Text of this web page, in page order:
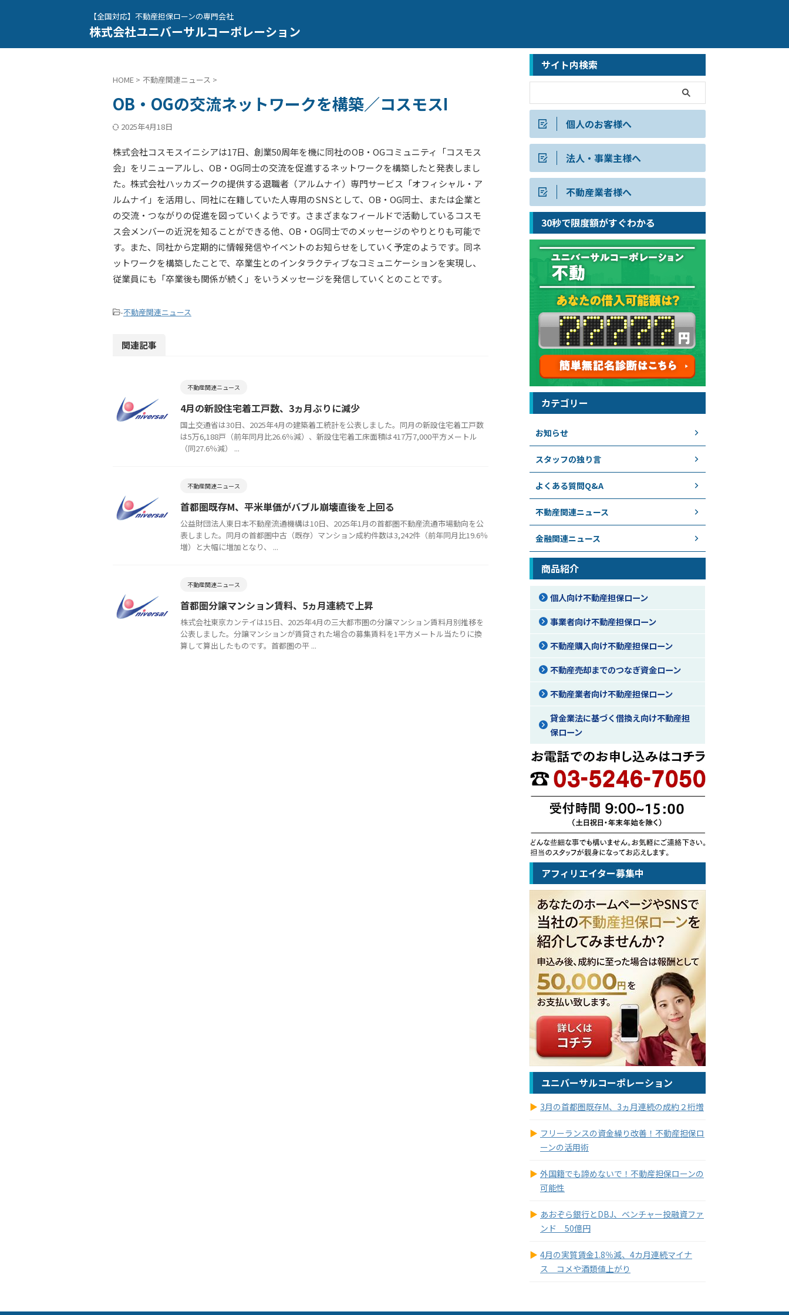
【全国対応】不動産担保ローンの専門会社
株式会社ユニバーサルコーポレーション
HOME > 不動産関連ニュース >
OB・OGの交流ネットワークを構築／コスモスI
2025年4月18日
株式会社コスモスイニシアは17日、創業50周年を機に同社のOB・OGコミュニティ「コスモス
会」をリニューアルし、OB・OG同士の交流を促進するネットワークを構築したと発表しまし
た。株式会社ハッカズークの提供する退職者（アルムナイ）専門サービス「オフィシャル・ア
ルムナイ」を活用し、同社に在籍していた人専用のSNSとして、OB・OG同士、または企業と
の交流・つながりの促進を図っていくようです。さまざまなフィールドで活動しているコスモ
ス会メンバーの近況を知ることができる他、OB・OG同士でのメッセージのやりとりも可能で
す。また、同社から定期的に情報発信やイベントのお知らせをしていく予定のようです。同ネ
ットワークを構築したことで、卒業生とのインタラクティブなコミュニケーションを実現し、
従業員にも「卒業後も関係が続く」をいうメッセージを発信していくとのことです。
-不動産関連ニュース
関連記事
不動産関連ニュース
4月の新設住宅着工戸数、3ヵ月ぶりに減少
国土交通省は30日、2025年4月の建築着工統計を公表しました。同月の新設住宅着工戸数
は5万6,188戸（前年同月比26.6％減）、新設住宅着工床面積は417万7,000平方メートル
（同27.6％減） ...
不動産関連ニュース
首都圏既存M、平米単価がバブル崩壊直後を上回る
公益財団法人東日本不動産流通機構は10日、2025年1月の首都圏不動産流通市場動向を公
表しました。同月の首都圏中古（既存）マンション成約件数は3,242件（前年同月比19.6％
増）と大幅に増加となり、 ...
不動産関連ニュース
首都圏分譲マンション賃料、5ヵ月連続で上昇
株式会社東京カンテイは15日、2025年4月の三大都市圏の分譲マンション賃料月別推移を
公表しました。分譲マンションが賃貸された場合の募集賃料を1平方メートル当たりに換
算して算出したものです。首都圏の平 ...
サイト内検索
個人のお客様へ
法人・事業主様へ
不動産業者様へ
30秒で限度額がすぐわかる
カテゴリー
お知らせ
スタッフの独り言
よくある質問Q&A
不動産関連ニュース
金融関連ニュース
商品紹介
個人向け不動産担保ローン
事業者向け不動産担保ローン
不動産購入向け不動産担保ローン
不動産売却までのつなぎ資金ローン
不動産業者向け不動産担保ローン
貸金業法に基づく借換え向け不動産担
保ローン
アフィリエイター募集中
ユニバーサルコーポレーション
3月の首都圏既存M、3ヵ月連続の成約２桁増
フリーランスの資金繰り改善！不動産担保ロ
ーンの活用術
外国籍でも諦めないで！不動産担保ローンの
可能性
あおぞら銀行とDBJ、ベンチャー投融資ファ
ンド 50億円
4月の実質賃金1.8％減、4カ月連続マイナ
ス コメや酒類値上がり